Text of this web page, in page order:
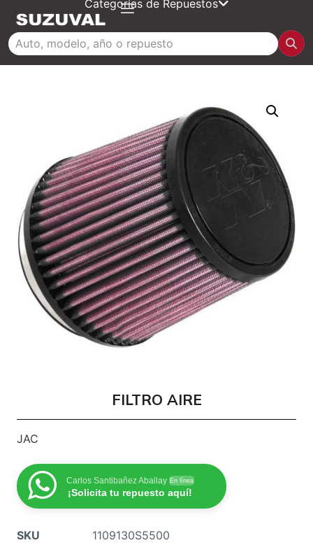
Categorías de Repuestos
FILTRO AIRE
JAC
Carlos Santibañez Aballay En línea
¡Solicita tu repuesto aquí!
SKU
1109130S5500